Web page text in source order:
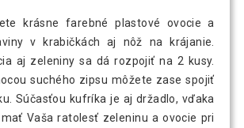
krásne farebné plastové ovocie a
v krabičkách aj nôž na krájanie.
aj zeleniny sa dá rozpojiť na 2 kusy.
suchého zipsu môžete zase spojiť
Súčasťou kufríka je aj držadlo, vďaka
Vaša ratolesť zeleninu a ovocie pri